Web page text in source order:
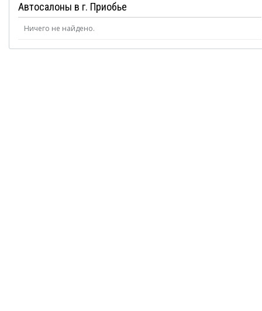
Автосалоны в г. Приобье
Ничего не найдено.